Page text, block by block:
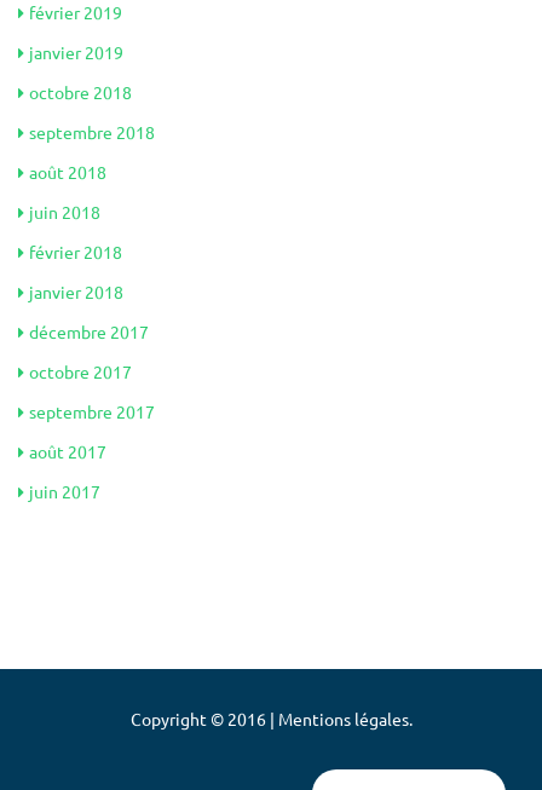
février 2019
janvier 2019
octobre 2018
septembre 2018
août 2018
juin 2018
février 2018
janvier 2018
décembre 2017
octobre 2017
septembre 2017
août 2017
juin 2017
Copyright © 2016 | Mentions légales.